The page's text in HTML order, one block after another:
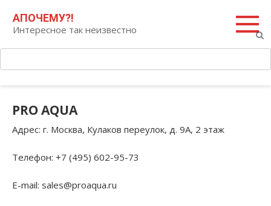
контенту
АПОЧЕМУ?!
Интересное так неизвестно
PRO AQUA
Адрес: г. Москва, Кулаков переулок, д. 9А, 2 этаж
Телефон: +7 (495) 602-95-73
E-mail: sales@proaqua.ru